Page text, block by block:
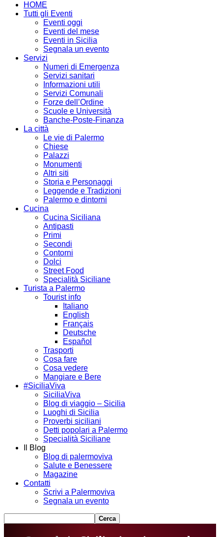
HOME
Tutti gli Eventi
Eventi oggi
Eventi del mese
Eventi in Sicilia
Segnala un evento
Servizi
Numeri di Emergenza
Servizi sanitari
Informazioni utili
Servizi Comunali
Forze dell’Ordine
Scuole e Università
Banche-Poste-Finanza
La città
Le vie di Palermo
Chiese
Palazzi
Monumenti
Altri siti
Storia e Personaggi
Leggende e Tradizioni
Palermo e dintorni
Cucina
Cucina Siciliana
Antipasti
Primi
Secondi
Contorni
Dolci
Street Food
Specialità Siciliane
Turista a Palermo
Tourist info
Italiano
English
Français
Deutsche
Español
Trasporti
Cosa fare
Cosa vedere
Mangiare e Bere
#SiciliaViva
SiciliaViva
Blog di viaggio – Sicilia
Luoghi di Sicilia
Proverbi siciliani
Detti popolari a Palermo
Specialità Siciliane
Il Blog
Blog di palermoviva
Salute e Benessere
Magazine
Contatti
Scrivi a Palermoviva
Segnala un evento